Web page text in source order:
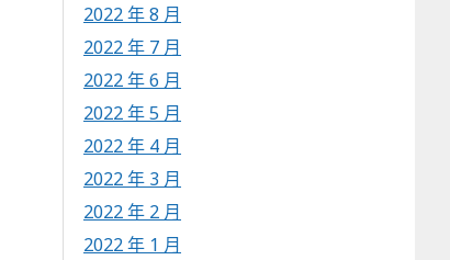
2022 年 8 月
2022 年 7 月
2022 年 6 月
2022 年 5 月
2022 年 4 月
2022 年 3 月
2022 年 2 月
2022 年 1 月